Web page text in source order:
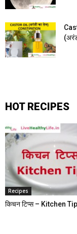
HOT RECIPES
Recipes
किचन टिप्स – Kitchen